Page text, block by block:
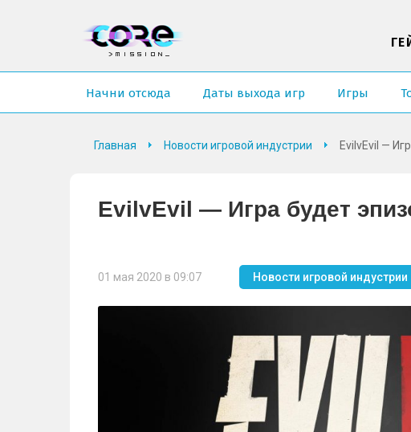
Начни отсюда Даты выхода игр Игры
Главная Новости игровой индустрии EvilvEvil —
EvilvEvil — Игра будет
01 мая 2020 в 09:07 Новости игровой индустрии